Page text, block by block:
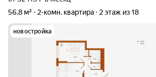
56,8 м²
2-комн. квартира 2 этаж из 18
новостройка